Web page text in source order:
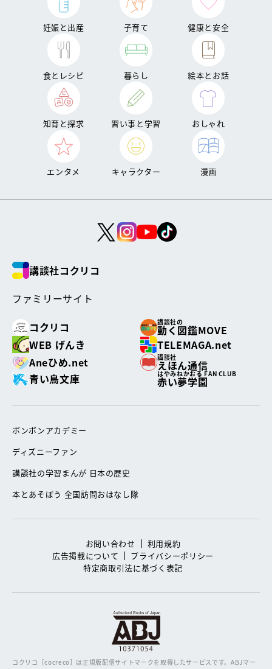
妊娠と出産 子育て 健康と安全
食とレシピ 暮らし 絵本とお話
知育と探求 習い事と学習 おしゃれ
エンタメ キャラクター 漫画
講談社コクリコ
ファミリーサイト
コクリコ
講談社の
動く図鑑MOVE
WEB げんき
TELEMAGA.net
Aneひめ.net
講談社
えほん通信
青い鳥文庫
はやみねかおる FAN CLUB
赤い夢学園
ボンボンアカデミー
ディズニーファン
講談社の学習まんが 日本の歴史
本とあそぼう 全国訪問おはなし隊
お問い合わせ
利用規約
広告掲載について
プライバシーポリシー
特定商取引法に基づく表記
コクリコ［cocreco］は正規版配信サイトマークを取得したサービスです。ABJマー